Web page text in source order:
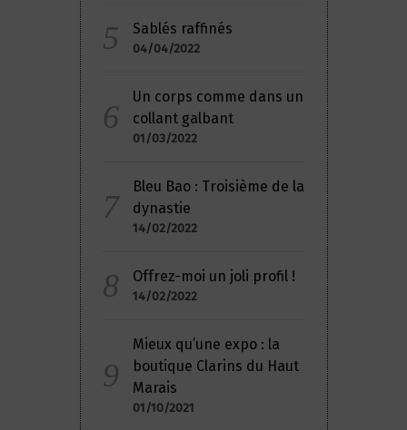
Sablés raffinés
04/04/2022
Un corps comme dans un
collant galbant
01/03/2022
Bleu Bao : Troisième de la
dynastie
14/02/2022
Offrez-moi un joli profil !
14/02/2022
Mieux qu’une expo : la
boutique Clarins du Haut
Marais
01/10/2021